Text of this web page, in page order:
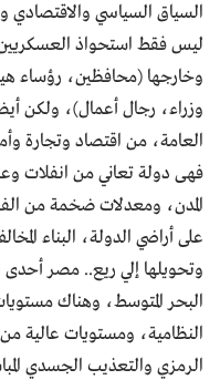
السياق السياسي والاقتصادي
ليس فقط استحواذ العسكريين
وخارجها (محافظين، رؤساء
وزراء، رجال أعمال)، ولكن
العامة، من اقتصاد وتجارة
فهى دولة تعاني من انفلات
المدن، ومعدلات ضخمة من
على أراضي الدولة، البناء
وتحويلها إلي ريع.. مصر أحدى
البحر المتوسط، وهناك
النظامية، ومستويات عالية
الرمزي والتعذيب الجسدي